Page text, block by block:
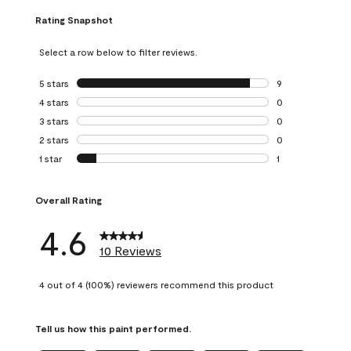
Rating Snapshot
Select a row below to filter reviews.
5 stars stars
9
9 reviews with 5
4 stars stars
0
0 reviews with 4
3 stars stars
0
0 reviews with 3
2 stars stars
0
0 reviews with 2
1 star stars
1
Overall Rating
4.6 10 Reviews
4 out of 4 (100%) reviewers recommend this product
Tell us how this paint performed.